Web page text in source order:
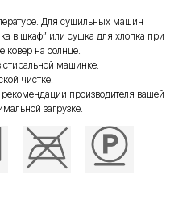
Для сушильных машин
в шкаф” или сушка для хлопка при
ковер на солнце.
стиральной машинке.
чистке.
производителя вашей
загрузке.